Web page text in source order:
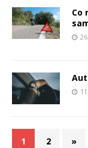
Co
1 2 »